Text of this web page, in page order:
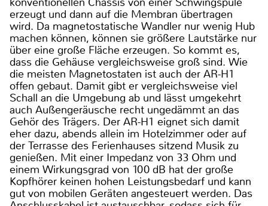
erzeugt und dann auf die Membran übertragen
wird. Da magnetostatische Wandler nur wenig Hub
machen können, können sie größere Lautstärke nur
über eine große Fläche erzeugen. So kommt es,
dass die Gehäuse vergleichsweise groß sind. Wie
die meisten Magnetostaten ist auch der AR-H1
offen gebaut. Damit gibt er vergleichsweise viel
Schall an die Umgebung ab und lässt umgekehrt
auch Außengeräusche recht ungedämmt an das
Gehör des Trägers. Der AR-H1 eignet sich damit
eher dazu, abends allein im Hotelzimmer oder auf
der Terrasse des Ferienhauses sitzend Musik zu
genießen. Mit einer Impedanz von 33 Ohm und
einem Wirkungsgrad von 100 dB hat der große
Kopfhörer keinen hohen Leistungsbedarf und kann
gut von mobilen Geräten angesteuert werden. Das